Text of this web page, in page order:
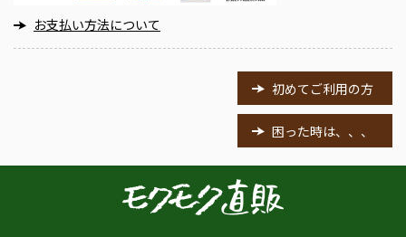
お支払い方法について
初めてご利用の方
困った時は、、、